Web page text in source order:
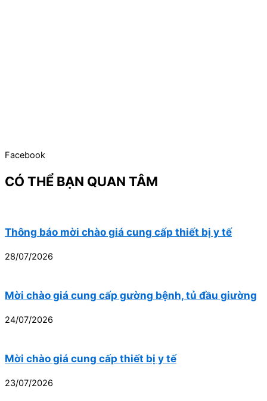
Facebook
CÓ THỂ BẠN QUAN TÂM
Thông báo mời chào giá cung cấp thiết bị y tế
28/07/2026
Mời chào giá cung cấp gường bệnh, tủ đầu giường
24/07/2026
Mời chào giá cung cấp thiết bị y tế
23/07/2026